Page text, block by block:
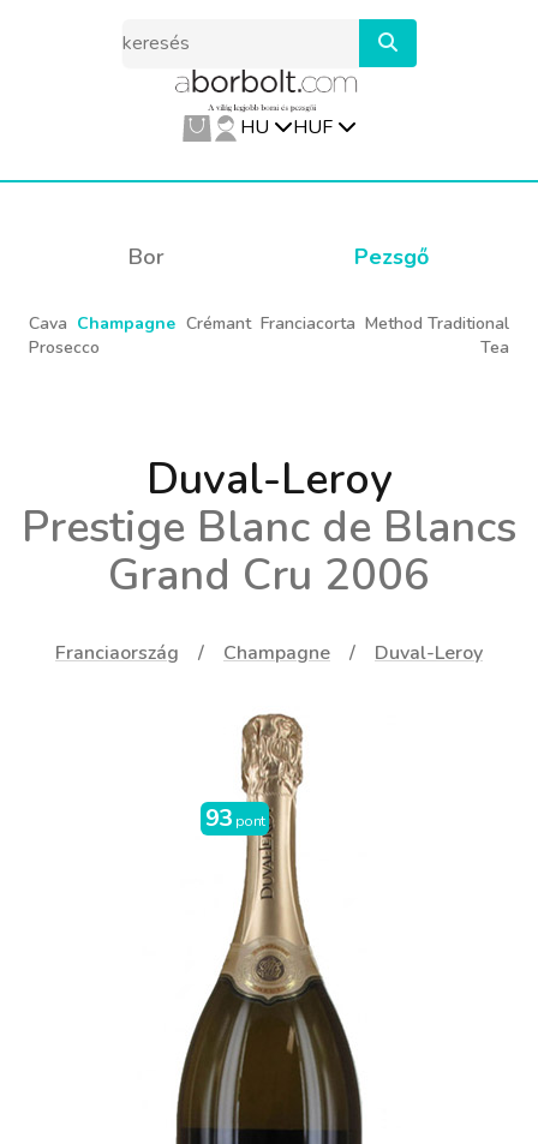
HU HUF
Bor Pezsgő
Cava Champagne Crémant Franciacorta Method Traditional
Prosecco
Tea
Duval-Leroy
Prestige Blanc de Blancs
Grand Cru 2006
Franciaország Champagne Duval-Leroy
93 pont